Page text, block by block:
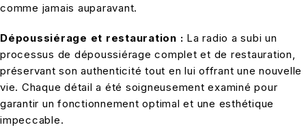
comme jamais auparavant.
Dépoussiérage et restauration : La radio a subi un
processus de dépoussiérage complet et de restauration,
préservant son authenticité tout en lui offrant une nouvelle
vie. Chaque détail a été soigneusement examiné pour
garantir un fonctionnement optimal et une esthétique
impeccable.